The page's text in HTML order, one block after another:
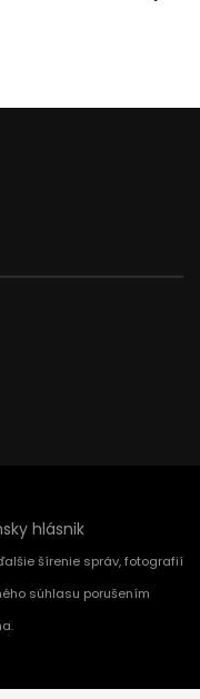
hlásnik
šírenie správ, fotografií
súhlasu porušením